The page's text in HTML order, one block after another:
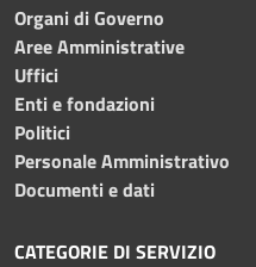
Organi di Governo
Aree Amministrative
Uffici
Enti e fondazioni
Politici
Personale Amministrativo
Documenti e dati
CATEGORIE DI SERVIZIO